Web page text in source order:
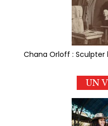
Chana Orloff : Sculpter
UN